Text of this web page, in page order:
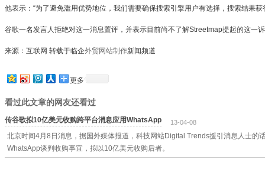
他表示：“为了避免滥用优势地位，我们需要确保搜索引擎用户有选择，搜索结果获
谷歌一名发言人拒绝对这一消息置评，并表示目前尚不了解Streetmap提起的这一
来源：互联网 转载于临企外贸网站制作新闻频道
更多
看过此文章的网友还看过
传谷歌拟10亿美元收购跨平台消息应用WhatsApp 13-04-08
北京时间4月8日消息，据国外媒体报道，科技网站Digital Trends援引消息人士的
WhatsApp谈判收购事宜，拟以10亿美元收购后者。